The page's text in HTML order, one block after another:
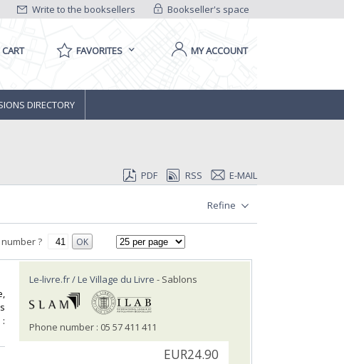
Bookseller's space
Write to the booksellers
CART FAVORITES MY ACCOUNT
DIRECTORY
PDF RSS E-MAIL
Refine
? OK
Le-livre.fr / Le Village du Livre - Sablons
Phone number : 05 57 411 411
EUR24.90